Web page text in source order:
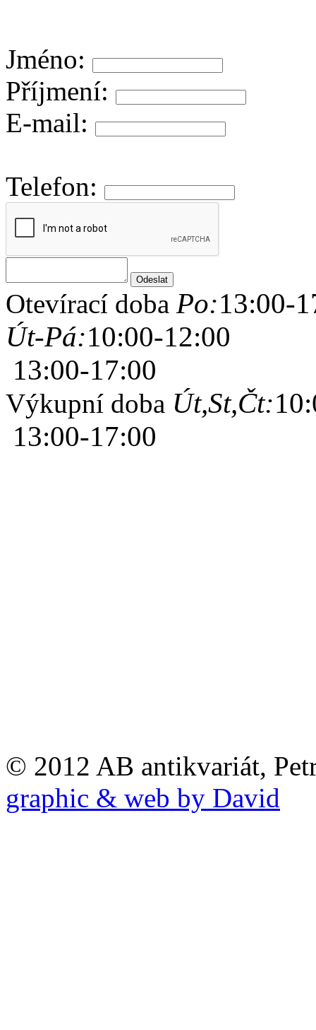
Jméno:
Příjmení:
E-mail:
Telefon:
Otevírací doba Po:13:00-
Út-Pá:10:00-12:00
13:00-17:00
Výkupní doba Út,St,Čt:
13:00-17:00
© 2012 AB antikvariát,
graphic & web by David